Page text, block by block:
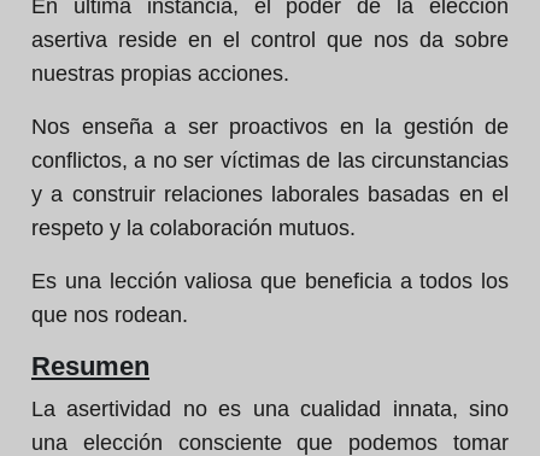
En última instancia, el poder de la elección
asertiva reside en el control que nos da sobre
nuestras propias acciones.
Nos enseña a ser proactivos en la gestión de
conflictos, a no ser víctimas de las circunstancias
y a construir relaciones laborales basadas en el
respeto y la colaboración mutuos.
Es una lección valiosa que beneficia a todos los
que nos rodean.
Resumen
La asertividad no es una cualidad innata, sino
una elección consciente que podemos tomar